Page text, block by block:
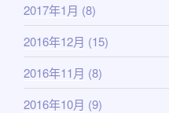
2017年1月 (8)
2016年12月 (15)
2016年11月 (8)
2016年10月 (9)